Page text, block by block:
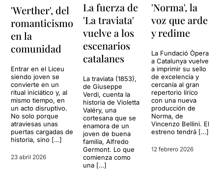
'Werther', del
romanticismo
en la
comunidad
Entrar en el Liceu
siendo joven se
convierte en un
ritual iniciático y, al
mismo tiempo, en
un acto disruptivo.
No solo porque
atraviesas unas
puertas cargadas de
historia, sino […]
23 abril 2026
La fuerza de
'La traviata'
vuelve a los
escenarios
catalanes
La traviata (1853),
de Giuseppe
Verdi, cuenta la
historia de Violetta
Valéry, una
cortesana que se
enamora de un
joven de buena
familia, Alfredo
Germont. Lo que
comienza como
una […]
'Norma', la
voz que arde
y redime
La Fundació Òpera
a Catalunya vuelve
a imprimir su sello
de excelencia y
cercanía al gran
repertorio lírico
con una nueva
producción de
Norma, de
Vincenzo Bellini. El
estreno tendrá […]
12 febrero 2026